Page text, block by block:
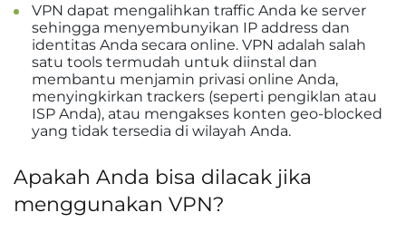
VPN dapat mengalihkan traffic Anda ke server
sehingga menyembunyikan IP address dan
identitas Anda secara online. VPN adalah salah
satu tools termudah untuk diinstal dan
membantu menjamin privasi online Anda,
menyingkirkan trackers (seperti pengiklan atau
ISP Anda), atau mengakses konten geo-blocked
yang tidak tersedia di wilayah Anda.
Apakah Anda bisa dilacak jika
menggunakan VPN?